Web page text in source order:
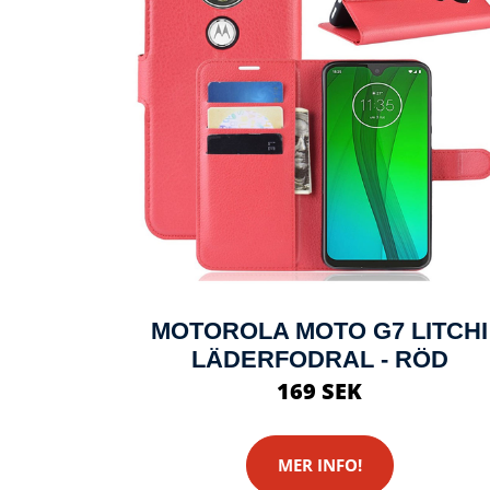
MOTOROLA MOTO G7 LITCHI
LÄDERFODRAL - RÖD
169 SEK
MER INFO!